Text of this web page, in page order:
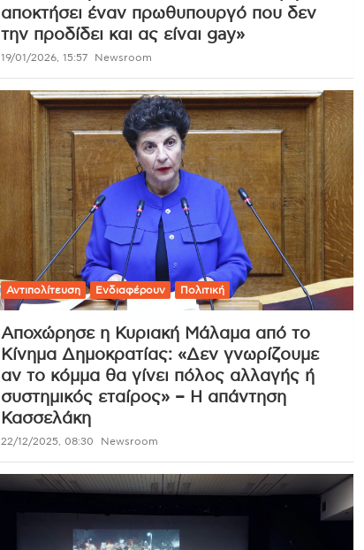
αποκτήσει έναν πρωθυπουργό που δεν
την προδίδει και ας είναι gay»
19/01/2026, 15:57 Newsroom
Αντιπολίτευση Ενδιαφέρουν Πολιτική
Αποχώρησε η Κυριακή Μάλαμα από το
Κίνημα Δημοκρατίας: «Δεν γνωρίζουμε
αν το κόμμα θα γίνει πόλος αλλαγής ή
συστημικός εταίρος» – Η απάντηση
Κασσελάκη
22/12/2025, 08:30 Newsroom